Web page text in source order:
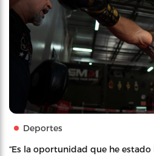
Deportes
“Es la oportunidad que he